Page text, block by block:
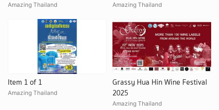
Amazing Thailand Amazing Thailand
Item 1 of 1
Amazing Thailand
Grassy Hua Hin Wine Festival
2025
Amazing Thailand